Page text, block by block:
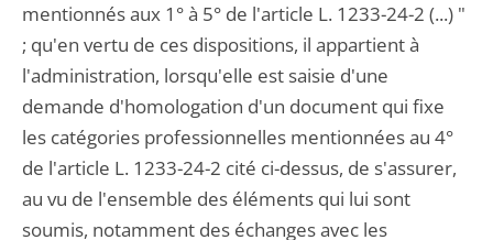
mentionnés aux 1° à 5° de l'article L. 1233-24-2 (...) "
; qu'en vertu de ces dispositions, il appartient à
l'administration, lorsqu'elle est saisie d'une
demande d'homologation d'un document qui fixe
les catégories professionnelles mentionnées au 4°
de l'article L. 1233-24-2 cité ci-dessus, de s'assurer,
au vu de l'ensemble des éléments qui lui sont
soumis, notamment des échanges avec les